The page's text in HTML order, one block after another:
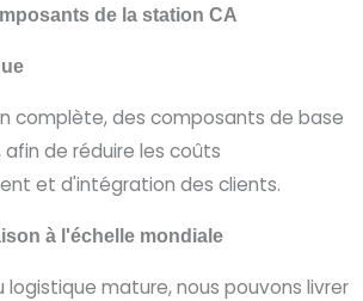
de la station CA
complète, des composants de base
afin de réduire les coûts
et d'intégration des clients.
à l'échelle mondiale
logistique mature, nous pouvons livrer